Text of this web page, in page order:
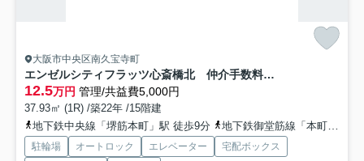
大阪市中央区南久宝寺町
エンゼルシティフラッツ心斎橋北 仲介手数料無料
12.5万円 管理/共益費5,000円
37.93㎡ (1R) /築22年 /15階建
地下鉄中央線「堺筋本町」駅 徒歩9分
地下鉄御堂筋線「本町」駅 徒歩9分
駐輪場 オートロック エレベーター
宅配ボックス